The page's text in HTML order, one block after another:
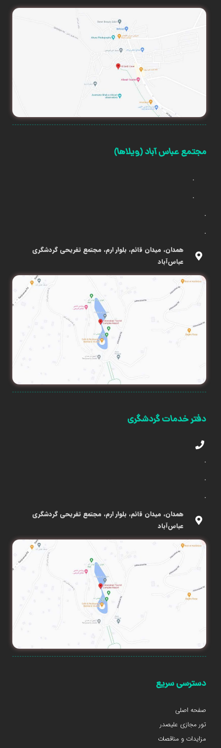
مجتمع عباس آباد (ویلاها)
.
.
.
.
همدان، میدان قائم، بلوار ارم، مجتمع تفریحی گردشگری
عباس‌آباد
دفتر خدمات گردشگری
.
.
.
همدان، میدان قائم، بلوار ارم، مجتمع تفریحی گردشگری
عباس‌آباد
دسترسی سریع
صفحه اصلی
تور مجازی علیصدر
مزایدات و مناقصات